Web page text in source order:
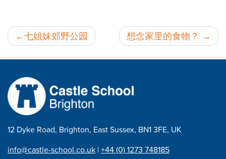
邮
航
七姐妹郊野公园 想念家里的食物？
12 Dyke Road, Brighton, East Sussex, BN1 3FE, UK
info@castle-school.co.uk |+44 (0) 1273 748185